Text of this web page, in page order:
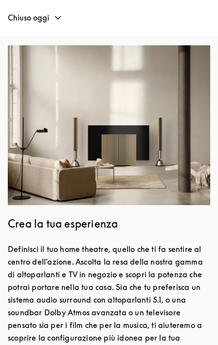
Chiuso oggi
Immagine evento
Crea la tua esperienza
Definisci il tuo home theatre, quello che ti fa sentire al
centro dell’azione. Ascolta la resa della nostra gamma
di altoparlanti e TV in negozio e scopri la potenza che
potrai portare nella tua casa. Sia che tu preferisca un
sistema audio surround con altoparlanti 5.1, o una
soundbar Dolby Atmos avanzata o un televisore
pensato sia per i film che per la musica, ti aiuteremo a
scoprire la configurazione più idonea per la tua